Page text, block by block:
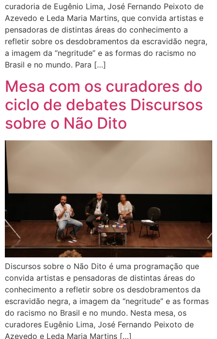
curadoria de Eugênio Lima, José Fernando Peixoto de
Azevedo e Leda Maria Martins, que convida artistas e
pensadoras de distintas áreas do conhecimento a
refletir sobre os desdobramentos da escravidão negra,
a imagem da “negritude” e as formas do racismo no
Brasil e no mundo. Para […]
Mesa com os curadores do
ciclo de debates Discursos
sobre o Não Dito
Discursos sobre o Não Dito é uma programação que
convida artistas e pensadoras de distintas áreas do
conhecimento a refletir sobre os desdobramentos da
escravidão negra, a imagem da “negritude” e as formas
do racismo no Brasil e no mundo. Nesta mesa, os
curadores Eugênio Lima, José Fernando Peixoto de
Azevedo e Leda Maria Martins […]